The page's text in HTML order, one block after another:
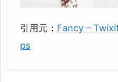
引用元： Fancy –
ps